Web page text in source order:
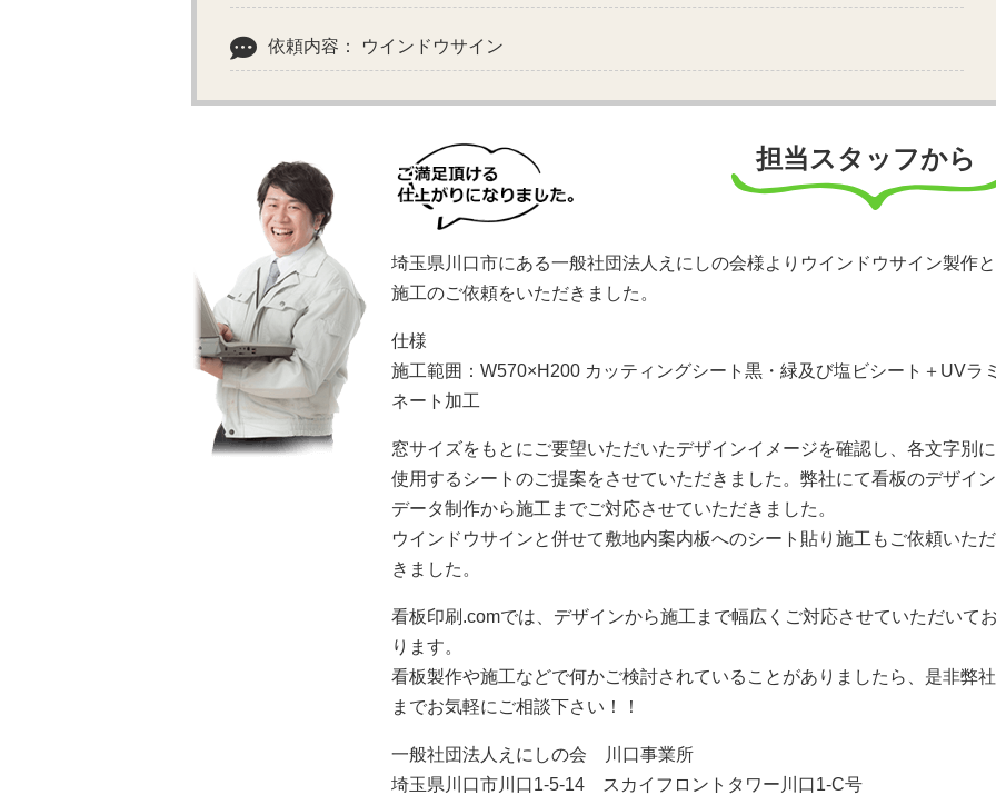
依頼内容： ウインドウサイン
担当スタッフから
埼玉県川口市にある一般社団法人えにしの会様よりウインドウサイン製作と
施工のご依頼をいただきました。
仕様
施工範囲：W570×H200 カッティングシート黒・緑及び塩ビシート＋UVラ
ネート加工
窓サイズをもとにご要望いただいたデザインイメージを確認し、各文字別に
使用するシートのご提案をさせていただきました。弊社にて看板のデザイン
データ制作から施工までご対応させていただきました。
ウインドウサインと併せて敷地内案内板へのシート貼り施工もご依頼いただ
きました。
看板印刷.comでは、デザインから施工まで幅広くご対応させていただいて
ります。
看板製作や施工などで何かご検討されていることがありましたら、是非弊社
までお気軽にご相談下さい！！
一般社団法人えにしの会 川口事業所
埼玉県川口市川口1-5-14 スカイフロントタワー川口1-C号